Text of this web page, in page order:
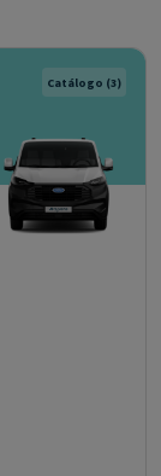
Catálogo (3)